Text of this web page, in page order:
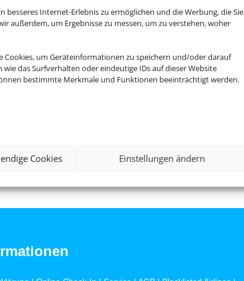
Internet-Erlebnis zu ermöglichen und die Werbung, die Sie
außerdem, um Ergebnisse zu messen, um zu verstehen, woher
um Geräteinformationen zu speichern und/oder darauf
das Surfverhalten oder eindeutige IDs auf dieser Website
bestimmte Merkmale und Funktionen beeinträchtigt werden.
Cookies Einstellungen ändern
HP+ Inkl. Flug &